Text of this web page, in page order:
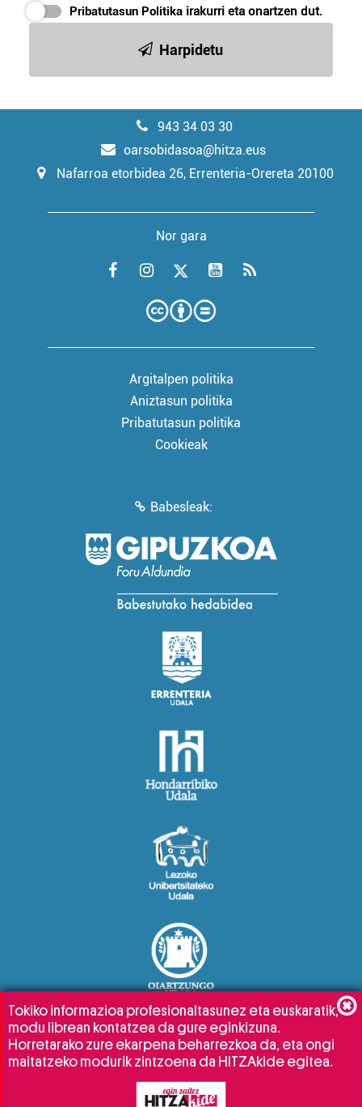
Pribatutasun Politika irakurri eta onartzen dut.
Harpidetu
943 34 03 30
oarsobidasoa@hitza.eus
Nafarroa etorbidea 26, Errenteria-Orereta 20100
Nor gara
Argitalpen politika
Aniztasun politika
Pribatutasun politika
Cookieak
Babesleak:
Tokiko informazioa profesionaltasunez eta euskaratik,
modu librean kontatzea da gure eginkizuna.
Horretarako zure ekarpena beharrezkoa da, eta ongi
maitatzeko modurik zintzoena da HITZAkide egitea.